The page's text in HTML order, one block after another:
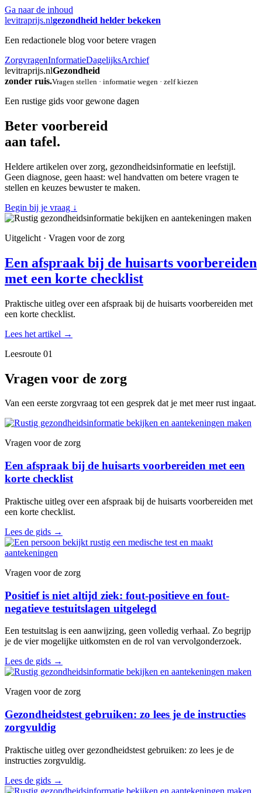
Ga naar de inhoud
levitraprijs.nlgezondheid helder bekeken
Een redactionele blog voor betere vragen
ZorgvragenInformatieDagelijksArchief
levitraprijs.nlGezondheid
zonder ruis.Vragen stellen · informatie wegen · zelf kiezen
Een rustige gids voor gewone dagen
Beter voorbereid
aan tafel.
Heldere artikelen over zorg, gezondheidsinformatie en leefstijl.
Geen diagnose, geen haast: wel handvatten om betere vragen te
stellen en keuzes bewuster te maken.
Begin bij je vraag ↓
Uitgelicht · Vragen voor de zorg
Een afspraak bij de huisarts voorbereiden
met een korte checklist
Praktische uitleg over een afspraak bij de huisarts voorbereiden met
een korte checklist.
Lees het artikel →
Leesroute 01
Vragen voor de zorg
Van een eerste zorgvraag tot een gesprek dat je met meer rust ingaat.
Vragen voor de zorg
Een afspraak bij de huisarts voorbereiden met een
korte checklist
Praktische uitleg over een afspraak bij de huisarts voorbereiden met
een korte checklist.
Lees de gids →
Vragen voor de zorg
Positief is niet altijd ziek: fout-positieve en fout-
negatieve testuitslagen uitgelegd
Een testuitslag is een aanwijzing, geen volledig verhaal. Zo begrijp
je de vier mogelijke uitkomsten en de rol van vervolgonderzoek.
Lees de gids →
Vragen voor de zorg
Gezondheidstest gebruiken: zo lees je de instructies
zorgvuldig
Praktische uitleg over gezondheidstest gebruiken: zo lees je de
instructies zorgvuldig.
Lees de gids →